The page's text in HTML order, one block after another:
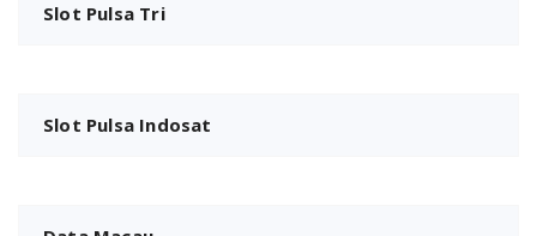
Slot Pulsa Tri
Slot Pulsa Indosat